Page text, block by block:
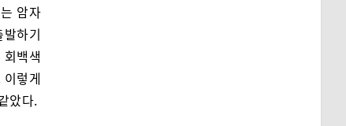
암자
하기
백색
렇게
았다.